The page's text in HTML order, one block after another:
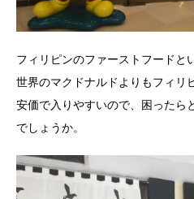
フィリピンのファーストフードと
世界のマクドナルドよりもフィリ
安価で入りやすいので、困ったら
でしょうか。